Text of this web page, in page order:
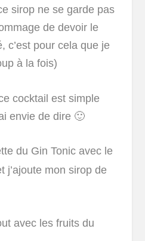
sirop ne se garde pas
de devoir le
c’est pour cela que je
à la fois)
cocktail est simple
envie de dire 🙂
du Gin Tonic avec le
j’ajoute mon sirop de
avec les fruits du